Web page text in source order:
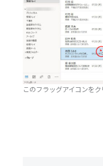
このフラッグアイコンをク